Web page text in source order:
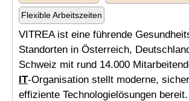
Flexible Arbeitszeiten
VITREA ist eine führende
Standorten in Österreich,
Schweiz mit rund 14.000
IT-Organisation stellt moderne,
effiziente Technologielösungen